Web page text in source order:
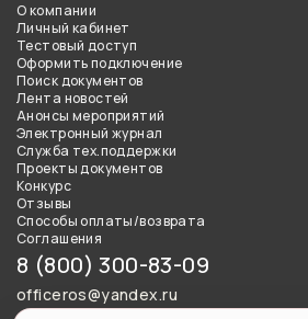
О компании
Личный кабинет
Тестовый доступ
Оформить подключение
Поиск документов
Лента новостей
Анонсы мероприятий
Электронный журнал
Служба тех.поддержки
Проекты документов
Конкурс
Отзывы
Способы оплаты/возврата
Соглашения
8 (800) 300-83-09
officeros@yandex.ru